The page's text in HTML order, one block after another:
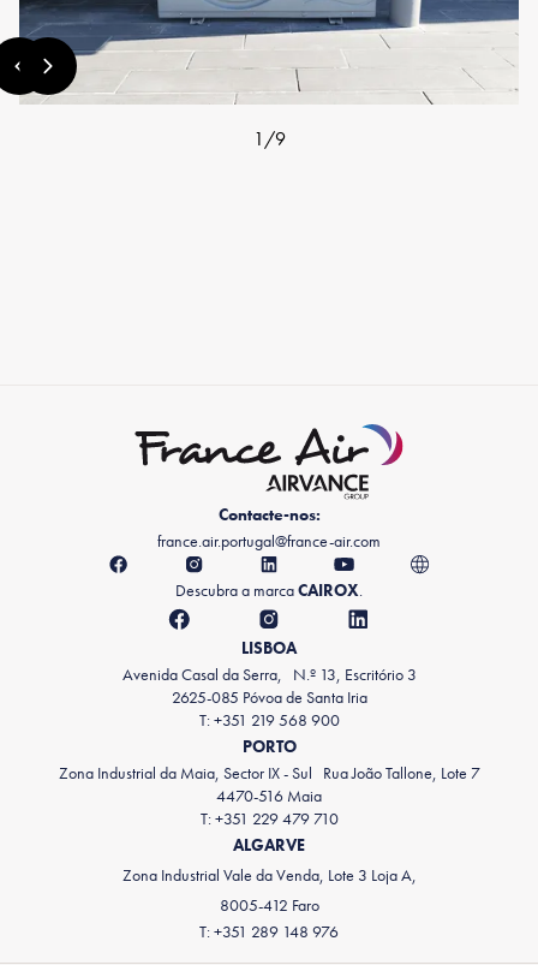
1/9
Contacte-nos:
france.air.portugal@france-air.com
Descubra a marcaCAIROX.
LISBOA
Avenida Casal da Serra, N.º 13, Escritório 3
2625-085 Póvoa de Santa Iria
T: +351 219 568 900
PORTO
Zona Industrial da Maia, Sector IX - Sul Rua João Tallone, Lote 7
4470-516 Maia
T: +351 229 479 710
ALGARVE
Zona Industrial Vale da Venda, Lote 3 Loja A,
8005-412 Faro
T: +351 289 148 976